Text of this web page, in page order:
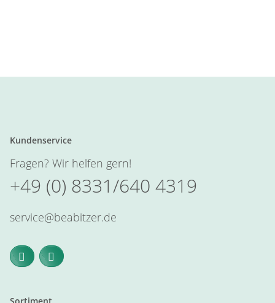
Kundenservice
Fragen? Wir helfen gern!
+49 (0) 8331/640 4319
service@beabitzer.de